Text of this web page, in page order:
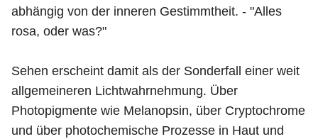
abhängig von der inneren Gestimmtheit. - "Alles
rosa, oder was?"
Sehen erscheint damit als der Sonderfall einer weit
allgemeineren Lichtwahrnehmung. Über
Photopigmente wie Melanopsin, über Cryptochrome
und über photochemische Prozesse in Haut und